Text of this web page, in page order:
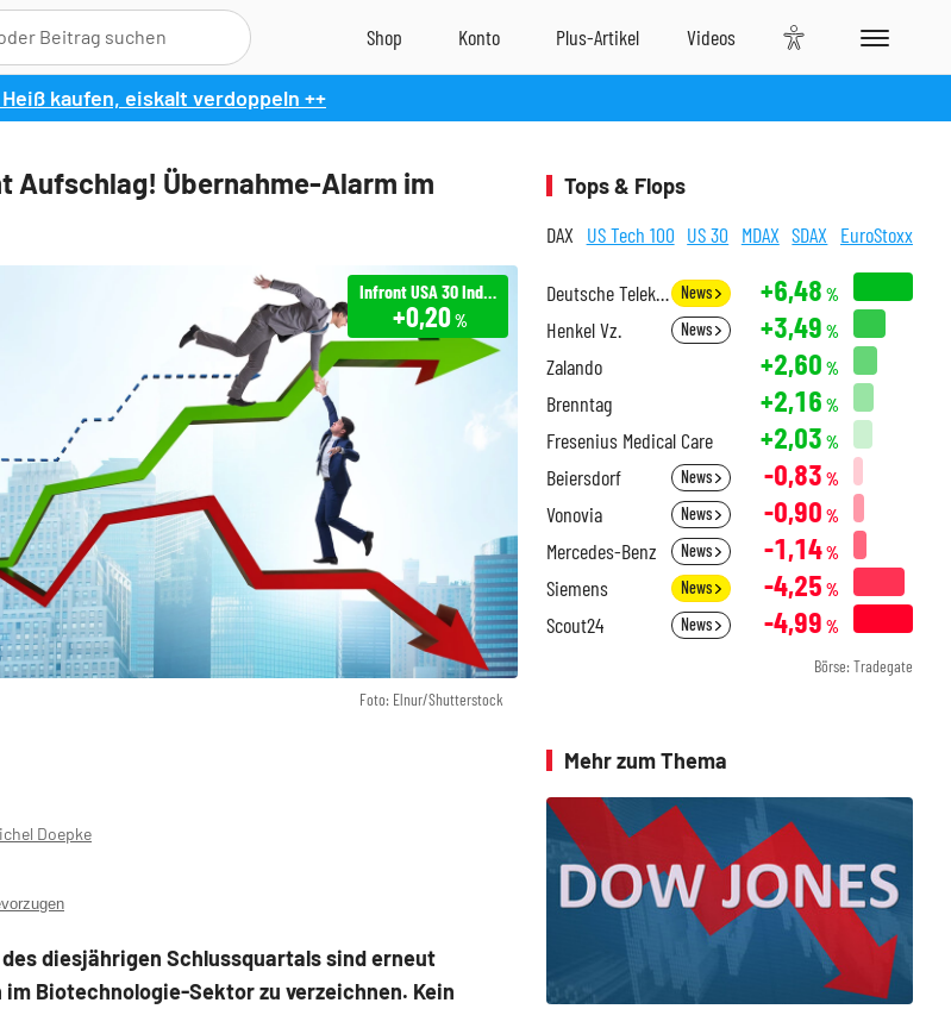
Heiß kaufen, eiskalt verdoppeln ++
Aufschlag! Übernahme-Alarm im
Foto: Elnur/Shutterstock
Infront USA 30 Industrial
+0,20%
Doepke
diesjährigen Schlussquartals sind erneut
Biotechnologie-Sektor zu verzeichnen. Kein
Tops & Flops
DAX US Tech 100 US 30 MDAX SDAX EuroStoxx
Deutsche Telekom News +6,48 %
Henkel Vz. News +3,49 %
Zalando +2,60 %
Brenntag +2,16 %
Fresenius Medical Care +2,03 %
Beiersdorf News -0,83 %
Vonovia News -0,90 %
Mercedes-Benz News -1,14%
Siemens News -4,25 %
Scout24 News -4,99 %
Börse: Tradegate
Mehr zum Thema